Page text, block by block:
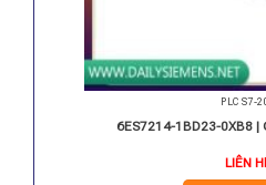
PLC S7-
6ES7214-1BD23-0XB8 |
LIÊN